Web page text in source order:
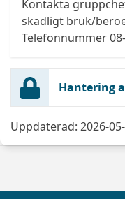
Kontakta
skadligt bruk/
Telefonnummer
Hantering
Uppdaterad: 2026-